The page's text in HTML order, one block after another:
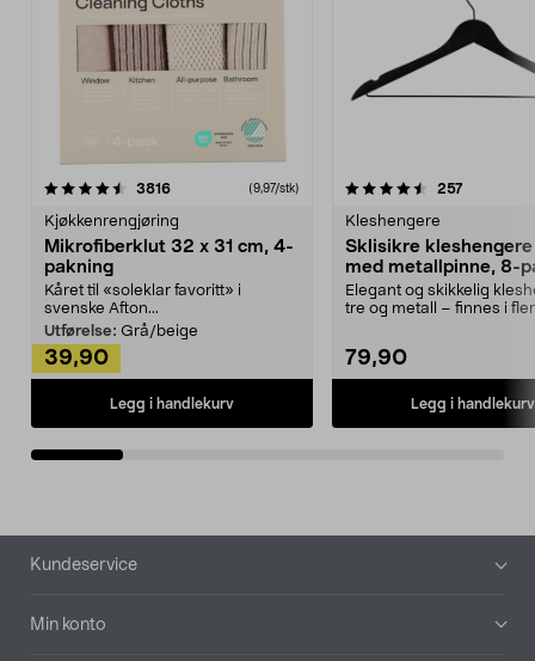
3816anmeldelser(9,97/stk)
Kjøkkenrengjøring
Mikrofiberklut 32 x 31 cm, 4-
pakning
Kåret til «soleklar favoritt» i
svenske Afton...
Utførelse: Grå/beige
39,90
Legg i handlekurv
4.5av 5 stjerner 257
Kleshengere
Sklisikre
med metallpinne, 8-
Elegant og skikkelig
tre og metall – finnes i
79,90
Legg i handlekurv
4.5av 5 stjerner
Bunntekst
Kundeservice
Min konto